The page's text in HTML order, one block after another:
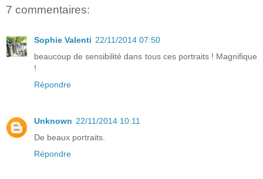
7 commentaires:
Sophie Valenti 22/11/2014 07:50
beaucoup de sensibilité dans tous ces portraits ! Magnifique
!
Répondre
Unknown 22/11/2014 10:11
De beaux portraits.
Répondre